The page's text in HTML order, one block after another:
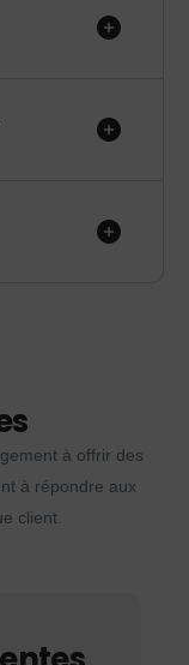
à offrir des
à répondre aux
client.